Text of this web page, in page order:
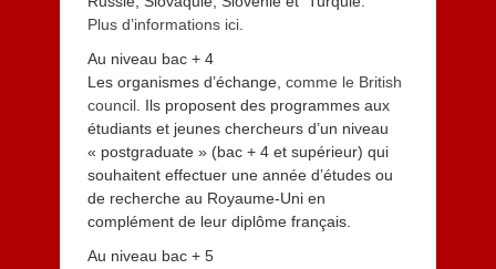
Plus d’informations ici.
Au niveau bac + 4
Les organismes d’échange, comme le British
council. Ils proposent des programmes aux
étudiants et jeunes chercheurs d’un niveau
« postgraduate » (bac + 4 et supérieur) qui
souhaitent effectuer une année d’études ou
de recherche au Royaume-Uni en
complément de leur diplôme français.
Au niveau bac + 5